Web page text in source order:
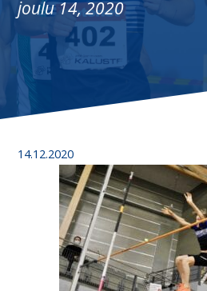
joulu 14, 2020
14.12.2020